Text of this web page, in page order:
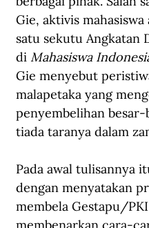
Gie, aktivis
satu sekutu Angkatan
di Mahasiswa
Gie menyebut
malapetaka yang
penyembelihan
tiada taranya dalam
Pada awal tulisannya
dengan menyatakan
membela Gestapu/